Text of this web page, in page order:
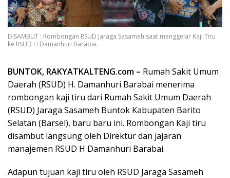
DISAMBUT : Rombongan RSUD Jaraga Sasameh saat menggelar Kaji Tiru
ke RSUD H Damanhuri Barabai.
BUNTOK, RAKYATKALTENG.com – Rumah Sakit Umum
Daerah (RSUD) H. Damanhuri Barabai menerima
rombongan kaji tiru dari Rumah Sakit Umum Daerah
(RSUD) Jaraga Sasameh Buntok Kabupaten Barito
Selatan (Barsel), baru baru ini. Rombongan Kaji tiru
disambut langsung oleh Direktur dan jajaran
manajemen RSUD H Damanhuri Barabai.
Adapun tujuan kaji tiru oleh RSUD Jaraga Sasameh